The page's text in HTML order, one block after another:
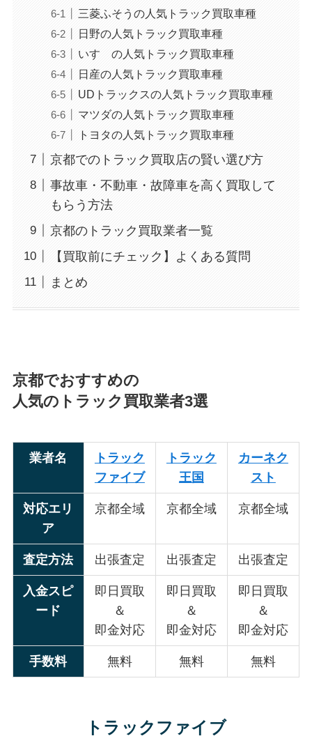
三菱ふそうの人気トラック買取車種
日野の人気トラック買取車種
いすゞの人気トラック買取車種
日産の人気トラック買取車種
UDトラックスの人気トラック買取車種
マツダの人気トラック買取車種
トヨタの人気トラック買取車種
京都でのトラック買取店の賢い選び方
事故車・不動車・故障車を高く買取して
もらう方法
京都のトラック買取業者一覧
【買取前にチェック】よくある質問
まとめ
京都でおすすめの
人気のトラック買取業者3選
業者名
トラック
ファイブ
トラック
王国
カーネク
スト
対応エリ
ア
京都全域 京都全域 京都全域
査定方法 出張査定 出張査定 出張査定
入金スピ
ード
即日買取
＆
即金対応
即日買取
＆
即金対応
即日買取
＆
即金対応
手数料 無料 無料 無料
トラックファイブ